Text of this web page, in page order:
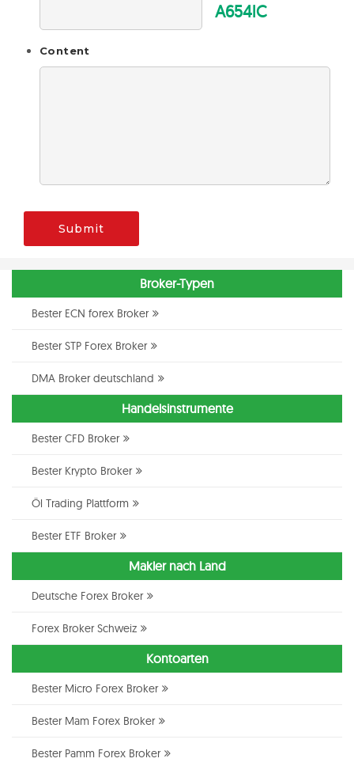
A654lC
Content
Submit
Broker-Typen
Bester ECN forex Broker
Bester STP Forex Broker
DMA Broker deutschland
Handelsinstrumente
Bester CFD Broker
Bester Krypto Broker
Öl Trading Plattform
Bester ETF Broker
Makler nach Land
Deutsche Forex Broker
Forex Broker Schweiz
Kontoarten
Bester Micro Forex Broker
Bester Mam Forex Broker
Bester Pamm Forex Broker